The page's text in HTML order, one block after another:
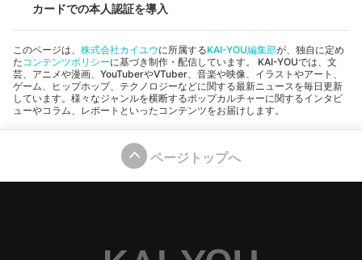
カードでの本人認証を導入
このページは、 株式会社カイユウに所属するKAI-YOU編集部が、独自に定め
たコンテンツポリシーに基づき制作・配信しています。 KAI-YOUでは、文
芸、アニメや漫画、YouTuberやVTuber、音楽や映像、イラストやアート、
ゲーム、ヒップホップ、テクノロジーなどに関する最新ニュースを毎日更新
しています。様々なジャンルを横断するポップカルチャーに関するインタビ
ューやコラム、レポートといったコンテンツをお届けします。
ページトップへ